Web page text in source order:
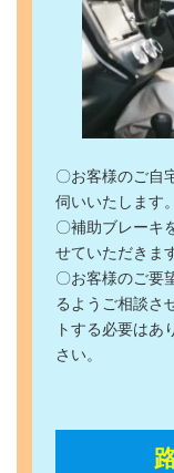
〇お客様のご自
伺いいたします。
〇補助ブレーキ
せていただきま
〇お客様のご要
るようご相談さ
トする必要はあ
さい。